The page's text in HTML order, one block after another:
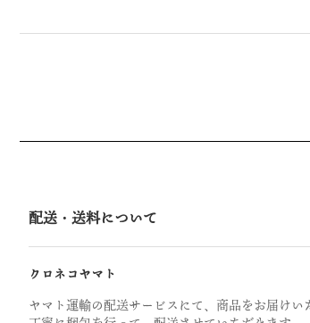
配送・送料について
クロネコヤマト
ヤマト運輸の配送サービスにて、商品をお届けい